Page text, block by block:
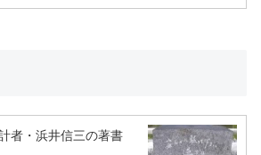
者・浜井信三の著書